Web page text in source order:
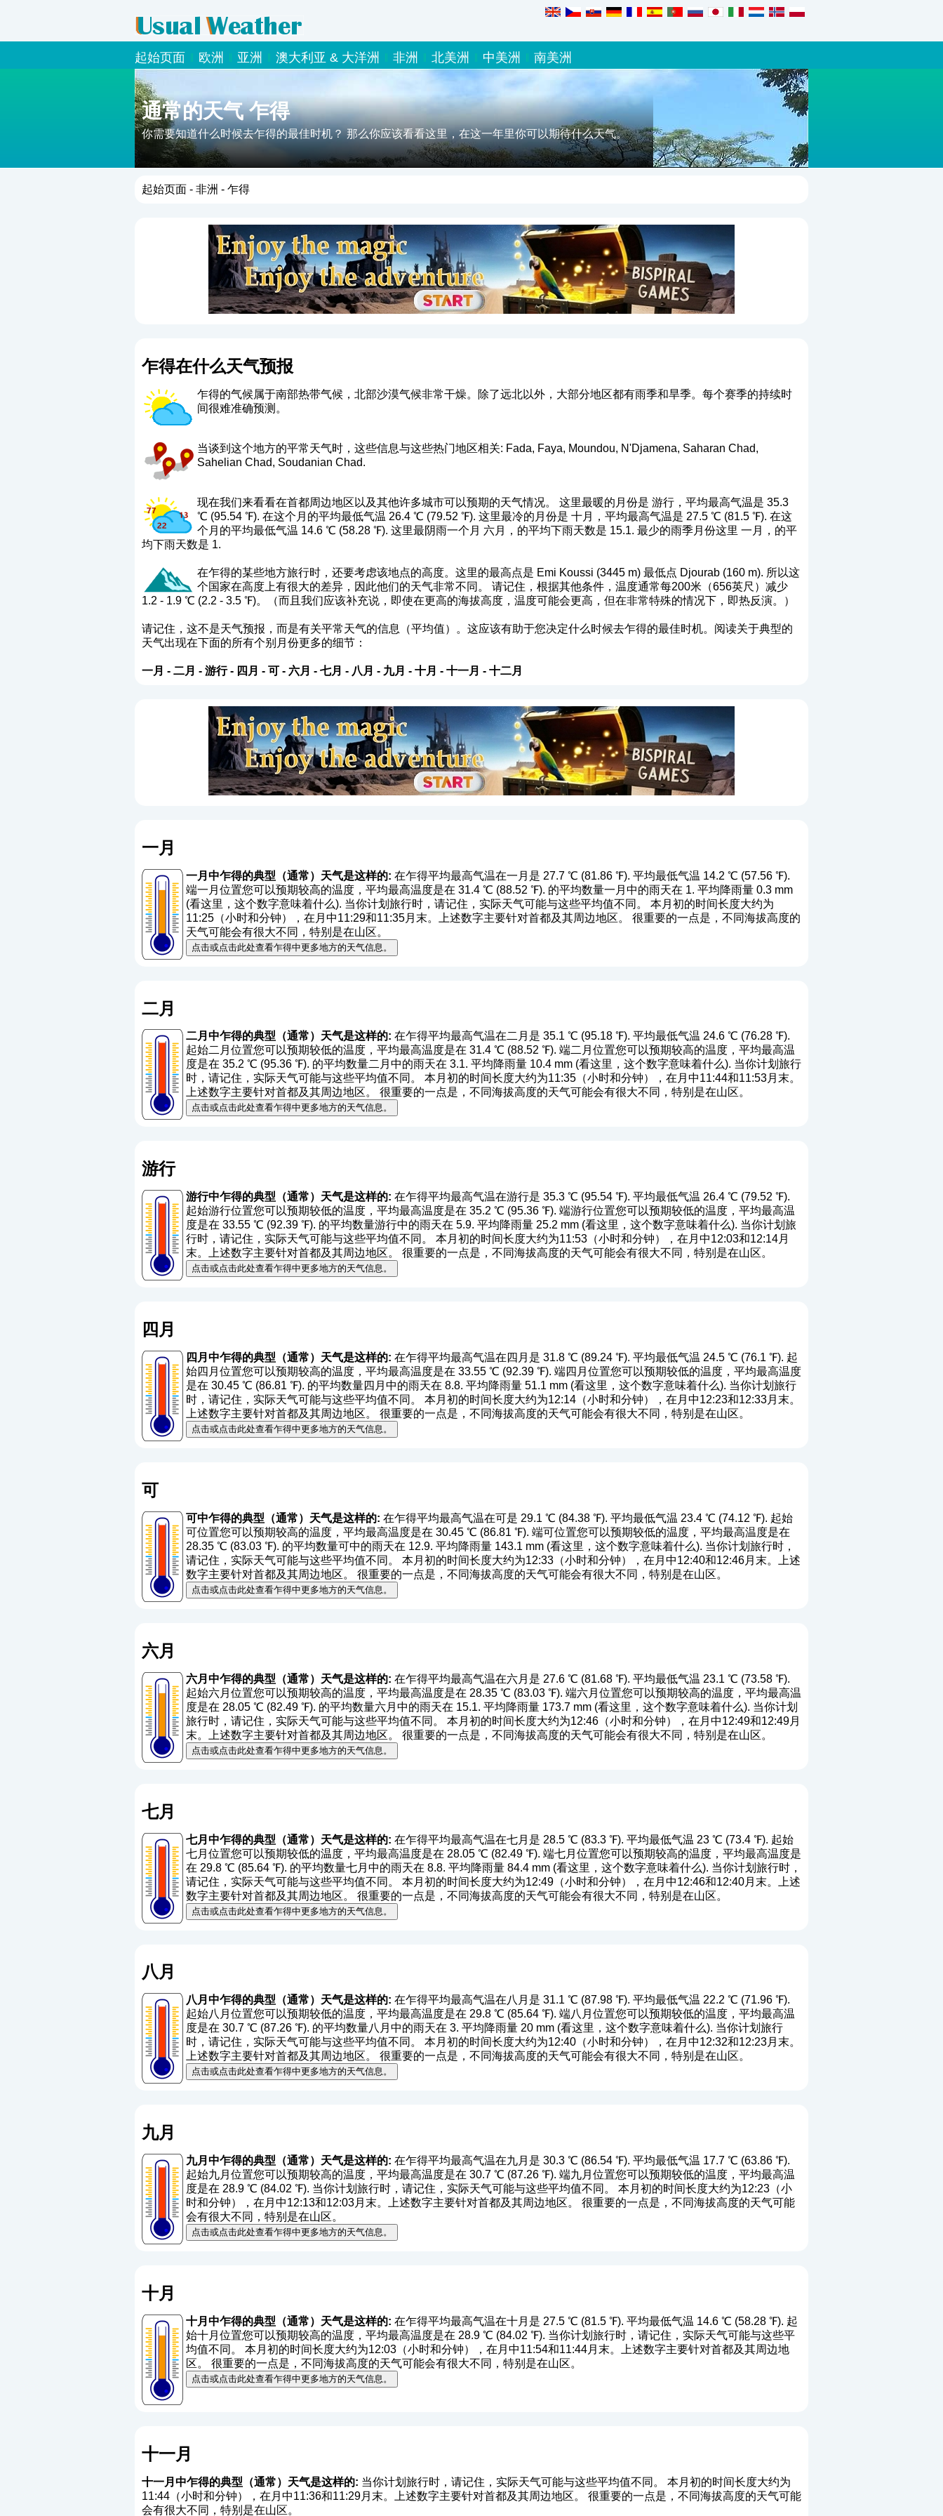
起始页面 欧洲 亚洲 澳大利亚 & 大洋洲 非洲 北美洲 中美洲 南美洲
通常的天气 乍得
你需要知道什么时候去乍得的最佳时机？ 那么你应该看看这里，在这一年里你可以期待什么天气。
起始页面- 非洲 - 乍得
乍得在什么天气预报
乍得的气候属于南部热带气候，北部沙漠气候非常干燥。除了远北以外，大部分地区都有雨季和旱季。每个赛季的持续时
间很难准确预测。
当谈到这个地方的平常天气时，这些信息与这些热门地区相关: Fada, Faya, Moundou, N'Djamena, Saharan Chad,
Sahelian Chad, Soudanian Chad.
现在我们来看看在首都周边地区以及其他许多城市可以预期的天气情况。 这里最暖的月份是 游行，平均最高气温是 35.3
℃ (95.54 ℉). 在这个月的平均最低气温 26.4 ℃ (79.52 ℉). 这里最冷的月份是 十月，平均最高气温是 27.5 ℃ (81.5 ℉). 在这
个月的平均最低气温 14.6 ℃ (58.28 ℉). 这里最阴雨一个月 六月，的平均下雨天数是 15.1. 最少的雨季月份这里 一月，的平
均下雨天数是 1.
在乍得的某些地方旅行时，还要考虑该地点的高度。这里的最高点是 Emi Koussi (3445 m) 最低点 Djourab (160 m). 所以这
个国家在高度上有很大的差异，因此他们的天气非常不同。 请记住，根据其他条件，温度通常每200米（656英尺）减少
1.2 - 1.9 ℃ (2.2 - 3.5 ℉)。（而且我们应该补充说，即使在更高的海拔高度，温度可能会更高，但在非常特殊的情况下，即热反演。）
请记住，这不是天气预报，而是有关平常天气的信息（平均值）。这应该有助于您决定什么时候去乍得的最佳时机。阅读关于典型的
天气出现在下面的所有个别月份更多的细节：
一月 - 二月 - 游行- 四月 - 可- 六月 - 七月 - 八月 - 九月 - 十月 - 十一月 - 十二月
一月
一月中乍得的典型（通常）天气是这样的: 在乍得平均最高气温在一月是 27.7 ℃ (81.86 ℉). 平均最低气温 14.2 ℃ (57.56 ℉).
端一月位置您可以预期较高的温度，平均最高温度是在 31.4 ℃ (88.52 ℉). 的平均数量一月中的雨天在 1. 平均降雨量 0.3 mm
(看这里，这个数字意味着什么). 当你计划旅行时，请记住，实际天气可能与这些平均值不同。 本月初的时间长度大约为
11:25（小时和分钟），在月中11:29和11:35月末。上述数字主要针对首都及其周边地区。 很重要的一点是，不同海拔高度的
天气可能会有很大不同，特别是在山区。
点击或点击此处查看乍得中更多地方的天气信息。
二月
二月中乍得的典型（通常）天气是这样的: 在乍得平均最高气温在二月是 35.1 ℃ (95.18 ℉). 平均最低气温 24.6 ℃ (76.28 ℉).
起始二月位置您可以预期较低的温度，平均最高温度是在 31.4 ℃ (88.52 ℉). 端二月位置您可以预期较高的温度，平均最高温
度是在 35.2 ℃ (95.36 ℉). 的平均数量二月中的雨天在 3.1. 平均降雨量 10.4 mm (看这里，这个数字意味着什么). 当你计划旅行
时，请记住，实际天气可能与这些平均值不同。 本月初的时间长度大约为11:35（小时和分钟），在月中11:44和11:53月末。
上述数字主要针对首都及其周边地区。 很重要的一点是，不同海拔高度的天气可能会有很大不同，特别是在山区。
点击或点击此处查看乍得中更多地方的天气信息。
游行
游行中乍得的典型（通常）天气是这样的: 在乍得平均最高气温在游行是 35.3 ℃ (95.54 ℉). 平均最低气温 26.4 ℃ (79.52 ℉).
起始游行位置您可以预期较低的温度，平均最高温度是在 35.2 ℃ (95.36 ℉). 端游行位置您可以预期较低的温度，平均最高温
度是在 33.55 ℃ (92.39 ℉). 的平均数量游行中的雨天在 5.9. 平均降雨量 25.2 mm (看这里，这个数字意味着什么). 当你计划旅
行时，请记住，实际天气可能与这些平均值不同。 本月初的时间长度大约为11:53（小时和分钟），在月中12:03和12:14月
末。上述数字主要针对首都及其周边地区。 很重要的一点是，不同海拔高度的天气可能会有很大不同，特别是在山区。
点击或点击此处查看乍得中更多地方的天气信息。
四月
四月中乍得的典型（通常）天气是这样的: 在乍得平均最高气温在四月是 31.8 ℃ (89.24 ℉). 平均最低气温 24.5 ℃ (76.1 ℉). 起
始四月位置您可以预期较高的温度，平均最高温度是在 33.55 ℃ (92.39 ℉). 端四月位置您可以预期较低的温度，平均最高温度
是在 30.45 ℃ (86.81 ℉). 的平均数量四月中的雨天在 8.8. 平均降雨量 51.1 mm (看这里，这个数字意味着什么). 当你计划旅行
时，请记住，实际天气可能与这些平均值不同。 本月初的时间长度大约为12:14（小时和分钟），在月中12:23和12:33月末。
上述数字主要针对首都及其周边地区。 很重要的一点是，不同海拔高度的天气可能会有很大不同，特别是在山区。
点击或点击此处查看乍得中更多地方的天气信息。
可
可中乍得的典型（通常）天气是这样的: 在乍得平均最高气温在可是 29.1 ℃ (84.38 ℉). 平均最低气温 23.4 ℃ (74.12 ℉). 起始
可位置您可以预期较高的温度，平均最高温度是在 30.45 ℃ (86.81 ℉). 端可位置您可以预期较低的温度，平均最高温度是在
28.35 ℃ (83.03 ℉). 的平均数量可中的雨天在 12.9. 平均降雨量 143.1 mm (看这里，这个数字意味着什么). 当你计划旅行时，
请记住，实际天气可能与这些平均值不同。 本月初的时间长度大约为12:33（小时和分钟），在月中12:40和12:46月末。上述
数字主要针对首都及其周边地区。 很重要的一点是，不同海拔高度的天气可能会有很大不同，特别是在山区。
点击或点击此处查看乍得中更多地方的天气信息。
六月
六月中乍得的典型（通常）天气是这样的: 在乍得平均最高气温在六月是 27.6 ℃ (81.68 ℉). 平均最低气温 23.1 ℃ (73.58 ℉).
起始六月位置您可以预期较高的温度，平均最高温度是在 28.35 ℃ (83.03 ℉). 端六月位置您可以预期较高的温度，平均最高温
度是在 28.05 ℃ (82.49 ℉). 的平均数量六月中的雨天在 15.1. 平均降雨量 173.7 mm (看这里，这个数字意味着什么). 当你计划
旅行时，请记住，实际天气可能与这些平均值不同。 本月初的时间长度大约为12:46（小时和分钟），在月中12:49和12:49月
末。上述数字主要针对首都及其周边地区。 很重要的一点是，不同海拔高度的天气可能会有很大不同，特别是在山区。
点击或点击此处查看乍得中更多地方的天气信息。
七月
七月中乍得的典型（通常）天气是这样的: 在乍得平均最高气温在七月是 28.5 ℃ (83.3 ℉). 平均最低气温 23 ℃ (73.4 ℉). 起始
七月位置您可以预期较低的温度，平均最高温度是在 28.05 ℃ (82.49 ℉). 端七月位置您可以预期较高的温度，平均最高温度是
在 29.8 ℃ (85.64 ℉). 的平均数量七月中的雨天在 8.8. 平均降雨量 84.4 mm (看这里，这个数字意味着什么). 当你计划旅行时，
请记住，实际天气可能与这些平均值不同。 本月初的时间长度大约为12:49（小时和分钟），在月中12:46和12:40月末。上述
数字主要针对首都及其周边地区。 很重要的一点是，不同海拔高度的天气可能会有很大不同，特别是在山区。
点击或点击此处查看乍得中更多地方的天气信息。
八月
八月中乍得的典型（通常）天气是这样的: 在乍得平均最高气温在八月是 31.1 ℃ (87.98 ℉). 平均最低气温 22.2 ℃ (71.96 ℉).
起始八月位置您可以预期较低的温度，平均最高温度是在 29.8 ℃ (85.64 ℉). 端八月位置您可以预期较低的温度，平均最高温
度是在 30.7 ℃ (87.26 ℉). 的平均数量八月中的雨天在 3. 平均降雨量 20 mm (看这里，这个数字意味着什么). 当你计划旅行
时，请记住，实际天气可能与这些平均值不同。 本月初的时间长度大约为12:40（小时和分钟），在月中12:32和12:23月末。
上述数字主要针对首都及其周边地区。 很重要的一点是，不同海拔高度的天气可能会有很大不同，特别是在山区。
点击或点击此处查看乍得中更多地方的天气信息。
九月
九月中乍得的典型（通常）天气是这样的: 在乍得平均最高气温在九月是 30.3 ℃ (86.54 ℉). 平均最低气温 17.7 ℃ (63.86 ℉).
起始九月位置您可以预期较高的温度，平均最高温度是在 30.7 ℃ (87.26 ℉). 端九月位置您可以预期较低的温度，平均最高温
度是在 28.9 ℃ (84.02 ℉). 当你计划旅行时，请记住，实际天气可能与这些平均值不同。 本月初的时间长度大约为12:23（小
时和分钟），在月中12:13和12:03月末。上述数字主要针对首都及其周边地区。 很重要的一点是，不同海拔高度的天气可能
会有很大不同，特别是在山区。
点击或点击此处查看乍得中更多地方的天气信息。
十月
十月中乍得的典型（通常）天气是这样的: 在乍得平均最高气温在十月是 27.5 ℃ (81.5 ℉). 平均最低气温 14.6 ℃ (58.28 ℉). 起
始十月位置您可以预期较高的温度，平均最高温度是在 28.9 ℃ (84.02 ℉). 当你计划旅行时，请记住，实际天气可能与这些平
均值不同。 本月初的时间长度大约为12:03（小时和分钟），在月中11:54和11:44月末。上述数字主要针对首都及其周边地
区。 很重要的一点是，不同海拔高度的天气可能会有很大不同，特别是在山区。
点击或点击此处查看乍得中更多地方的天气信息。
十一月
十一月中乍得的典型（通常）天气是这样的: 当你计划旅行时，请记住，实际天气可能与这些平均值不同。 本月初的时间长度大约为
11:44（小时和分钟），在月中11:36和11:29月末。上述数字主要针对首都及其周边地区。 很重要的一点是，不同海拔高度的天气可能
会有很大不同，特别是在山区。